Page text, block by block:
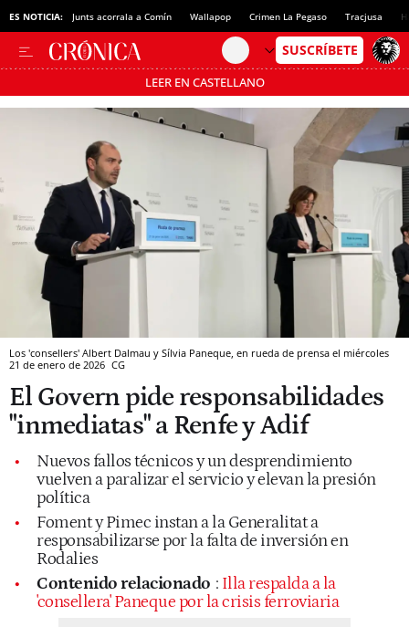
ES NOTICIA: Junts acorrala a Comín Wallapop Crimen La Pegaso Tracjusa
LEER EN CASTELLANO
Pásate al MODO AHORRO
Los 'consellers' Albert Dalmau y Sílvia Paneque, en rueda de prensa el miércoles
21 de enero de 2026 CG
El Govern pide responsabilidades
"inmediatas" a Renfe y Adif
Nuevos fallos técnicos y un desprendimiento
vuelven a paralizar el servicio y elevan la presión
política
Foment y Pimec instan a la Generalitat a
responsabilizarse por la falta de inversión en
Rodalies
Contenido relacionado : Illa respalda a la
'consellera' Paneque por la crisis ferroviaria